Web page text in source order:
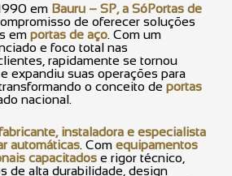
em Bauru – SP, a SóPortas de
de oferecer soluções
em portas de aço. Com um
e foco total nas
rapidamente se tornou
expandiu suas operações para
transformando o conceito de portas
nacional.
instaladora e especialista
automáticas. Com equipamentos
capacitados e rigor técnico,
de alta durabilidade, design